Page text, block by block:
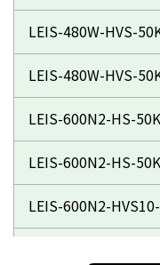
LEIS-480W-HVS-
LEIS-480W-HVS-
LEIS-600N2-HS-50K
LEIS-600N2-HS-
LEIS-600N2-